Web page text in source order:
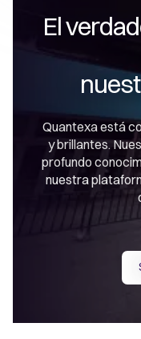
El
Quantexa está
y brillantes.
profundo
nuestra